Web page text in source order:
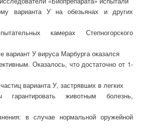
варианта У на обезьянах и других
камерах Степногорского
вариант У вируса Марбурга оказался
Оказалось, что достаточно от 1-
варианта У, застрявших в легких
гарантировать животным болезнь,
в случае нормальной оружейной